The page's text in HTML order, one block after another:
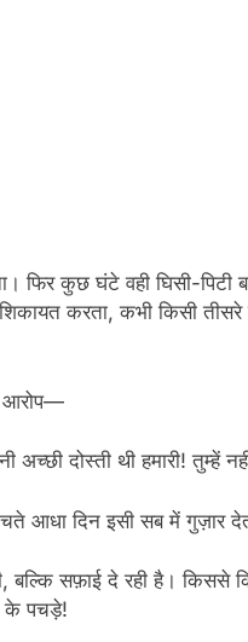
फिर कुछ घंटे वही घिसी-पिटी
करता, कभी किसी तीसरे
आरोप—
दोस्ती थी हमारी! तुम्हें
आधा दिन इसी सब में गुज़ार
बल्कि सफ़ाई दे रही है। किससे
के पचड़े!